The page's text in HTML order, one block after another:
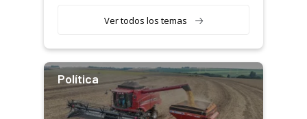
Ver todos los temas
Política